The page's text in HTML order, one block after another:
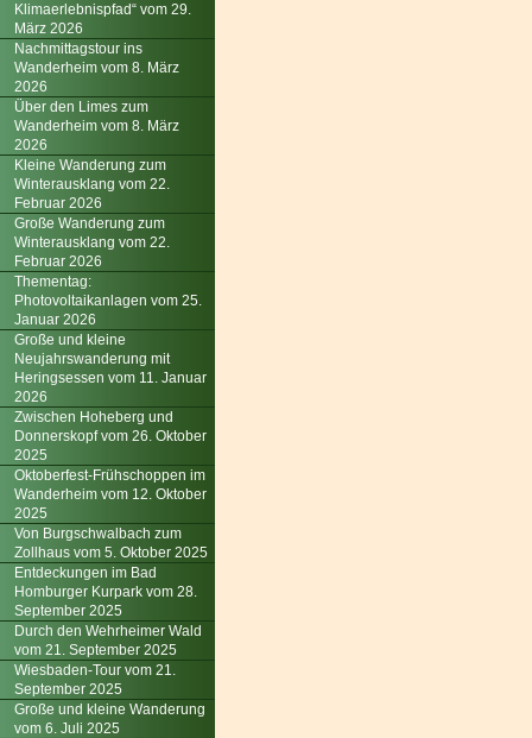
Klimaerlebnispfad“ vom 29.
März 2026
Nachmittagstour ins
Wanderheim vom 8. März
2026
Über den Limes zum
Wanderheim vom 8. März
2026
Kleine Wanderung zum
Winterausklang vom 22.
Februar 2026
Große Wanderung zum
Winterausklang vom 22.
Februar 2026
Thementag:
Photovoltaikanlagen vom 25.
Januar 2026
Große und kleine
Neujahrswanderung mit
Heringsessen vom 11. Januar
2026
Zwischen Hoheberg und
Donnerskopf vom 26. Oktober
2025
Oktoberfest-Frühschoppen im
Wanderheim vom 12. Oktober
2025
Von Burgschwalbach zum
Zollhaus vom 5. Oktober 2025
Entdeckungen im Bad
Homburger Kurpark vom 28.
September 2025
Durch den Wehrheimer Wald
vom 21. September 2025
Wiesbaden-Tour vom 21.
September 2025
Große und kleine Wanderung
vom 6. Juli 2025